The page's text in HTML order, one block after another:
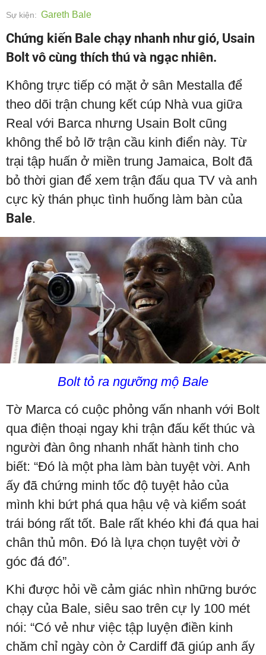
Sự kiện: Gareth Bale
Chứng kiến Bale chạy nhanh như gió, Usain
Bolt vô cùng thích thú và ngạc nhiên.
Không trực tiếp có mặt ở sân Mestalla để
theo dõi trận chung kết cúp Nhà vua giữa
Real với Barca nhưng Usain Bolt cũng
không thể bỏ lỡ trận cầu kinh điển này. Từ
trại tập huấn ở miền trung Jamaica, Bolt đã
bỏ thời gian để xem trận đấu qua TV và anh
cực kỳ thán phục tình huống làm bàn của
Bale.
Bolt tỏ ra ngưỡng mộ Bale
Tờ Marca có cuộc phỏng vấn nhanh với Bolt
qua điện thoại ngay khi trận đấu kết thúc và
người đàn ông nhanh nhất hành tinh cho
biết: “Đó là một pha làm bàn tuyệt vời. Anh
ấy đã chứng minh tốc độ tuyệt hảo của
mình khi bứt phá qua hậu vệ và kiểm soát
trái bóng rất tốt. Bale rất khéo khi đá qua hai
chân thủ môn. Đó là lựa chọn tuyệt vời ở
góc đá đó”.
Khi được hỏi về cảm giác nhìn những bước
chạy của Bale, siêu sao trên cự ly 100 mét
nói: “Có vẻ như việc tập luyện điền kinh
chăm chỉ ngày còn ở Cardiff đã giúp anh ấy